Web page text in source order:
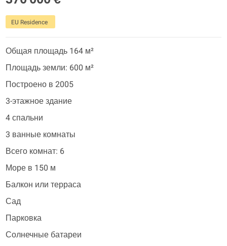
EU Residence
Общая площадь 164 м²
Площадь земли: 600 м²
Построено в 2005
3-этажное здание
4 спальни
3 ванные комнаты
Всего комнат: 6
Море в 150 м
Балкон или терраса
Сад
Парковка
Солнечные батареи